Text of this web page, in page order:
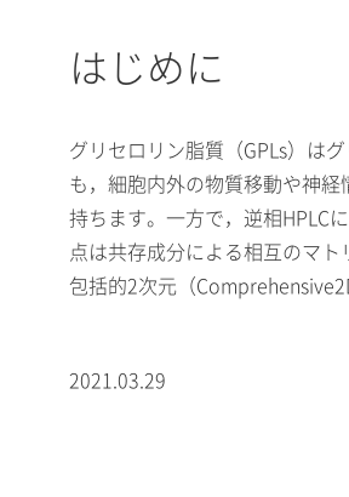
はじめに
グリセロリン脂質（GPLs）は
も，細胞内外の物質移動や神
持ちます。一方で，逆相HPLC
点は共存成分による相互のマ
包括的2次元（
2021.03.29